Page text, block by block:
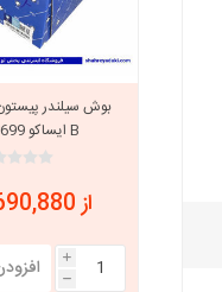
B ایساکو 300300699
از 6,690,880 ریال
i
h